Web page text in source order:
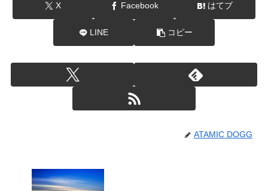
X Facebook はてブ
LINE コピー
ATAMIC DOGG